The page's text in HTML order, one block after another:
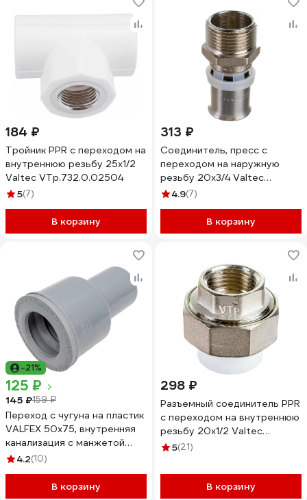
184 ₽
Тройник PPR с переходом на
внутреннюю резьбу 25х1/2
Valtec VTp.732.0.02504
5(7)
В корзину
313 ₽
Соединитель, пресс с
переходом на наружную
резьбу 20х3/4 Valtec
VTm.201.N.002005
4.9(7)
В корзину
-21%
125 ₽
145 ₽159 ₽
Переход с чугуна на пластик
VALFEX 50x75, внутренняя
канализация с манжетой
23050075М
4.2(10)
В корзину
298 ₽
Разъемный соединитель PPR
с переходом на внутреннюю
резьбу 20х1/2 Valtec
VTp.762.0.02004
5(21)
В корзину